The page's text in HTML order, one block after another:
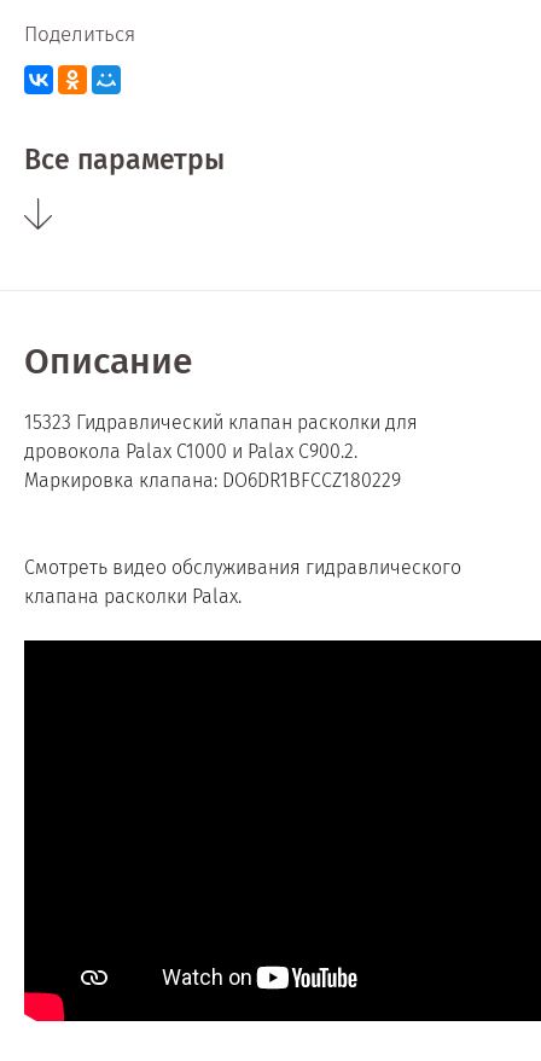
Поделиться
Все параметры
Описание
15323 Гидравлический клапан расколки для
дровокола Palax С1000 и Palax C900.2.
Маркировка клапана: DO6DR1BFCCZ180229
Смотреть видео обслуживания гидравлического
клапана расколки Palax.